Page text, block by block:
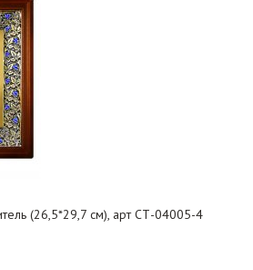
(26,5*29,7 см), арт СТ-04005-4